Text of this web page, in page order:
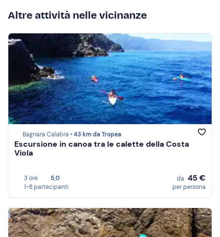
Altre attività nelle vicinanze
Bagnara Calabra •43 km da Tropea
Escursione in canoa tra le calette della Costa
Viola
3 ore
5,0
1-8 partecipanti
da 45 €
per persona